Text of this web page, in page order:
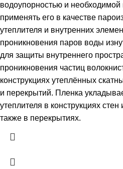
водоупорностью и необходимой
применять его в качестве
утеплителя и внутренних
проникновения паров воды
для защиты внутреннего
проникновения частиц
конструкциях утеплённых
и перекрытий. Пленка
утеплителя в конструкциях
также в перекрытиях.